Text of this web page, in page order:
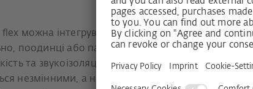
можна інтегрувати в елемент як
поодинці або парами, практично повністю
та звукоізоляція вікна або підйомно-
незмінними, а необхідна подача свіжого